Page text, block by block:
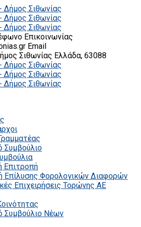
Επικοινωνίας
Email
Σιθωνίας Ελλάδα, 63088
Συμβούλιο
Επιτροπή
Επίλυσης Φορολογικών Διαφορών
Επιχειρήσεις Τορώνης ΑΕ
Συμβούλιο Νέων